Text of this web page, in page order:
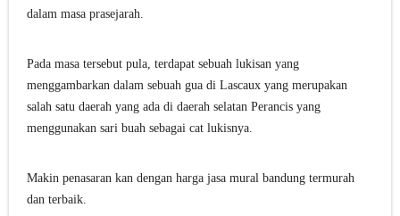
dalam masa prasejarah.
Pada masa tersebut pula, terdapat sebuah lukisan yang
menggambarkan dalam sebuah gua di Lascaux yang merupakan
salah satu daerah yang ada di daerah selatan Perancis yang
menggunakan sari buah sebagai cat lukisnya.
Makin penasaran kan dengan harga jasa mural bandung termurah
dan terbaik.